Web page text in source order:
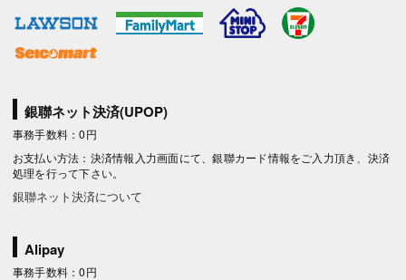
銀聯ネット決済(UPOP)
事務手数料：0円
お支払い方法：決済情報入力画面にて、銀聯カード情報をご入力頂き、決済
処理を行って下さい。
銀聯ネット決済について
Alipay
事務手数料：0円